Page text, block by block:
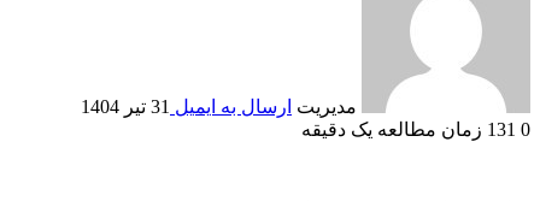
مدیریت ارسال به ایمیل 31 تیر 1404
0
زمان مطالعه یک دقیقه